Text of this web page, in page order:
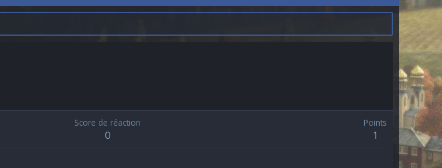
Score de réaction
0
Points
1